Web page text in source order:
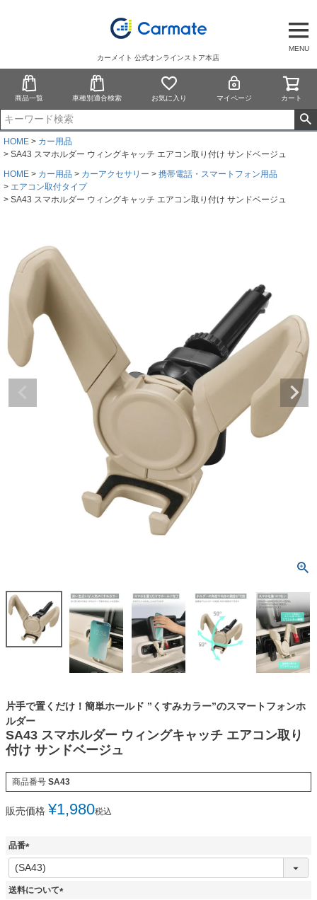
MENU
カーメイト 公式オンラインストア本店
商品一覧 車種別適合検索 お気に入り マイページ カート
HOME
カー用品
SA43 スマホルダー ウィングキャッチ エアコン取り付け サンドベージュ
HOME
カー用品 カーアクセサリー
携帯電話・スマートフォン用品
エアコン取付タイプ
SA43 スマホルダー ウィングキャッチ エアコン取り付け サンドベージュ
片手で置くだけ！簡単ホールド ”くすみカラー”のスマートフォンホ
ルダー
SA43 スマホルダー ウィングキャッチ エアコン取り
付け サンドベージュ
商品番号 SA43
販売価格 ¥1,980税込
品番
(
必
須
送料について